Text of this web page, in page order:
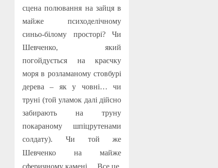
сцена полювання на зайця в
майже психоделічному
синьо-білому просторі? Чи
Шевченко, який
погойдується на краєчку
моря в розламаному стовбурі
дерева – як у човні… чи
труні (той уламок далі дійсно
забирають на труну
покараному шпіцрутенами
солдату). Чи той же
Шевченко на майже